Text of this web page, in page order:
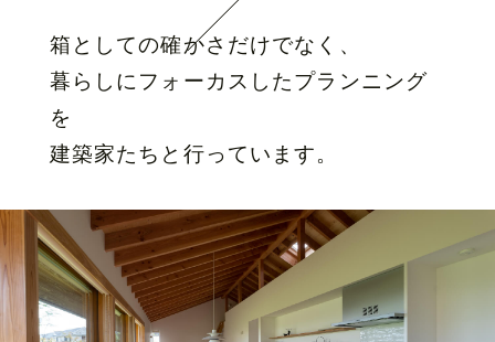
箱としての確かさだけでなく、
暮らしにフォーカスしたプランニング
を
建築家たちと行っています。